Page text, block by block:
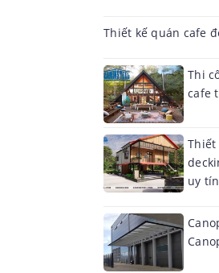
Thiết kế quán cafe
Thi
cafe
Thiết
uy tín